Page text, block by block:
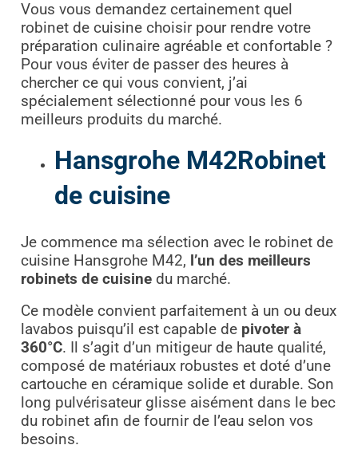
Vous vous demandez certainement quel
robinet de cuisine choisir pour rendre votre
préparation culinaire agréable et confortable ?
Pour vous éviter de passer des heures à
chercher ce qui vous convient, j’ai
spécialement sélectionné pour vous les 6
meilleurs produits du marché.
Hansgrohe M42Robinet
de cuisine
Je commence ma sélection avec le robinet de
cuisine Hansgrohe M42, l’un des meilleurs
robinets de cuisinedu marché.
Ce modèle convient parfaitement à un ou deux
lavabos puisqu’il est capable de pivoter à
360°C. Il s’agit d’un mitigeur de haute qualité,
composé de matériaux robustes et doté d’une
cartouche en céramique solide et durable. Son
long pulvérisateur glisse aisément dans le bec
du robinet afin de fournir de l’eau selon vos
besoins.